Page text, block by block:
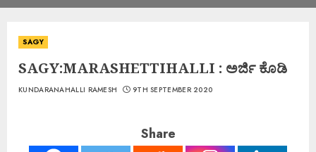
SAGY
SAGY:MARASHETTIHALLI : ಅರ್ಜಿ ಕೊಡಿ
KUNDARANAHALLI RAMESH 9TH SEPTEMBER 2020
Share